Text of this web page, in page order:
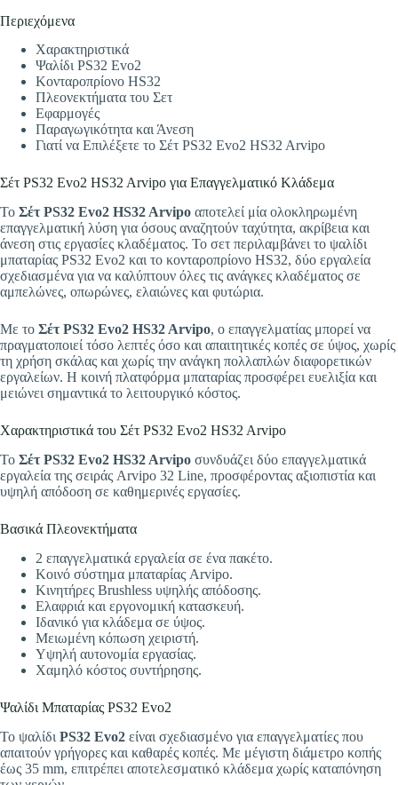
Περιεχόμενα
Χαρακτηριστικά
Ψαλίδι PS32 Evo2
Κονταροπρίονο HS32
Πλεονεκτήματα του Σετ
Εφαρμογές
Παραγωγικότητα και Άνεση
Γιατί να Επιλέξετε το Σέτ PS32 Evo2 HS32 Arvipo
Σέτ PS32 Evo2 HS32 Arvipo για Επαγγελματικό Κλάδεμα
Το Σέτ PS32 Evo2 HS32 Arvipo αποτελεί μία ολοκληρωμένη
επαγγελματική λύση για όσους αναζητούν ταχύτητα, ακρίβεια και
άνεση στις εργασίες κλαδέματος. Το σετ περιλαμβάνει το ψαλίδι
μπαταρίας PS32 Evo2 και το κονταροπρίονο HS32, δύο εργαλεία
σχεδιασμένα για να καλύπτουν όλες τις ανάγκες κλαδέματος σε
αμπελώνες, οπωρώνες, ελαιώνες και φυτώρια.
Με το Σέτ PS32 Evo2 HS32 Arvipo, ο επαγγελματίας μπορεί να
πραγματοποιεί τόσο λεπτές όσο και απαιτητικές κοπές σε ύψος, χωρίς
τη χρήση σκάλας και χωρίς την ανάγκη πολλαπλών διαφορετικών
εργαλείων. Η κοινή πλατφόρμα μπαταρίας προσφέρει ευελιξία και
μειώνει σημαντικά το λειτουργικό κόστος.
Χαρακτηριστικά του Σέτ PS32 Evo2 HS32 Arvipo
Το Σέτ PS32 Evo2 HS32 Arvipo συνδυάζει δύο επαγγελματικά
εργαλεία της σειράς Arvipo 32 Line, προσφέροντας αξιοπιστία και
υψηλή απόδοση σε καθημερινές εργασίες.
Βασικά Πλεονεκτήματα
2 επαγγελματικά εργαλεία σε ένα πακέτο.
Κοινό σύστημα μπαταρίας Arvipo.
Κινητήρες Brushless υψηλής απόδοσης.
Ελαφριά και εργονομική κατασκευή.
Ιδανικό για κλάδεμα σε ύψος.
Μειωμένη κόπωση χειριστή.
Υψηλή αυτονομία εργασίας.
Χαμηλό κόστος συντήρησης.
Ψαλίδι Μπαταρίας PS32 Evo2
Το ψαλίδι PS32 Evo2 είναι σχεδιασμένο για επαγγελματίες που
απαιτούν γρήγορες και καθαρές κοπές. Με μέγιστη διάμετρο κοπής
έως 35 mm, επιτρέπει αποτελεσματικό κλάδεμα χωρίς καταπόνηση